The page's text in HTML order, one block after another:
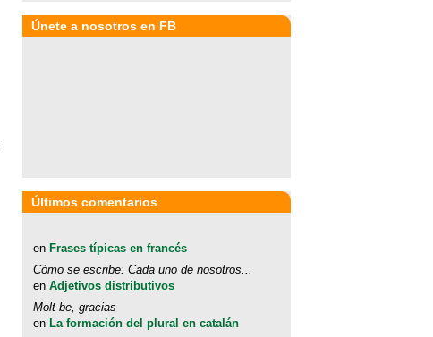
Únete a nosotros en FB
Últimos comentarios
en Frases típicas en francés
Cómo se escribe: Cada uno de nosotros...
en Adjetivos distributivos
Molt be, gracias
en La formación del plural en catalán